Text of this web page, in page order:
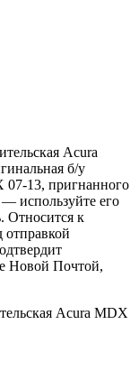
Acura
б/у
07-13, пригнанного
используйте его
Относится к
отправкой
Новой Почтой,
Acura MDX